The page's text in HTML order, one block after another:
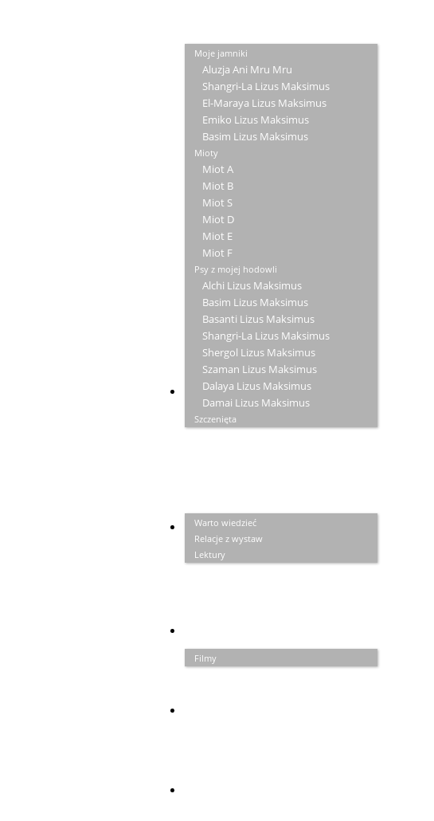
Moje jamniki
Aluzja Ani Mru Mru
Shangri-La Lizus Maksimus
El-Maraya Lizus Maksimus
Emiko Lizus Maksimus
Basim Lizus Maksimus
Mioty
Miot A
Miot B
Miot S
Miot D
Miot E
Miot F
Psy z mojej hodowli
Alchi Lizus Maksimus
Basim Lizus Maksimus
Basanti Lizus Maksimus
Shangri-La Lizus Maksimus
Shergol Lizus Maksimus
Szaman Lizus Maksimus
Dalaya Lizus Maksimus
Damai Lizus Maksimus
Szczenięta
ZAPISKI
Warto wiedzieć
Relacje z wystaw
Lektury
GALERIA
Filmy